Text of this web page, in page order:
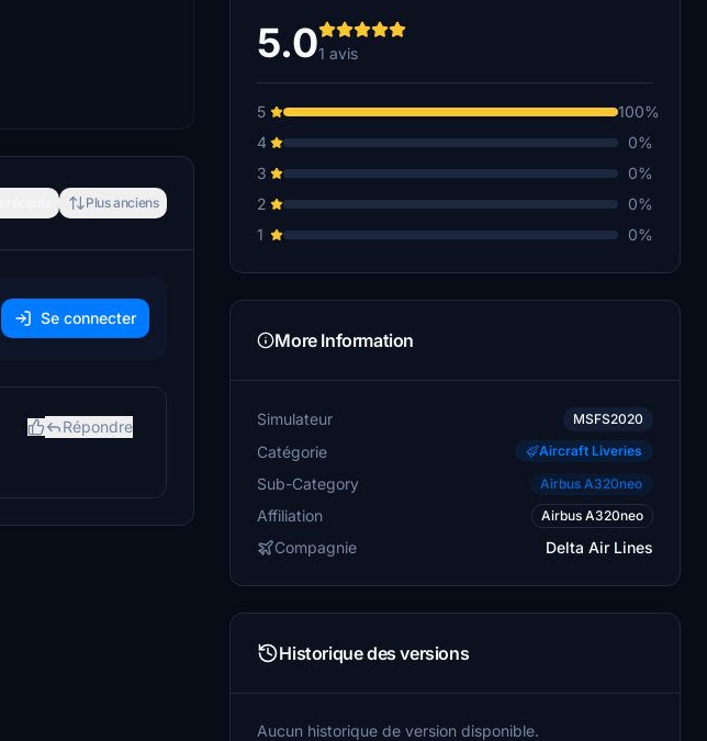
Plus anciens
Se connecter
Répondre
5.01 avis
5
100%
4
0%
3
0%
2
0%
1
0%
More Information
Simulateur MSFS2020
Catégorie Aircraft Liveries
Sub-Category Airbus A320neo
Affiliation Airbus A320neo
Compagnie Delta Air Lines
Historique des versions
Aucun historique de version disponible.